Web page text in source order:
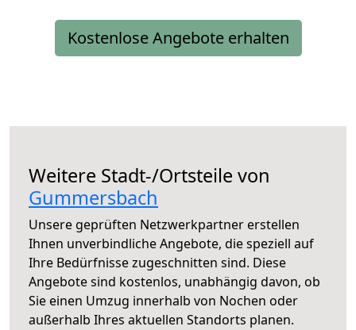
Kostenlose Angebote erhalten
Weitere Stadt-/Ortsteile von
Gummersbach
Unsere geprüften Netzwerkpartner erstellen
Ihnen unverbindliche Angebote, die speziell auf
Ihre Bedürfnisse zugeschnitten sind. Diese
Angebote sind kostenlos, unabhängig davon, ob
Sie einen Umzug innerhalb von Nochen oder
außerhalb Ihres aktuellen Standorts planen.